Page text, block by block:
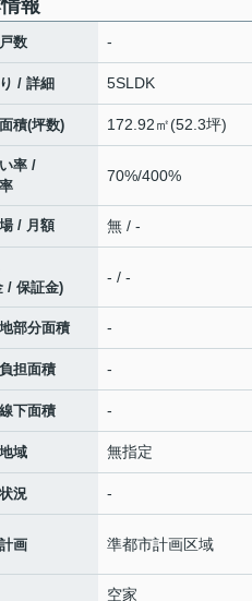
報
数 -
/ 詳細 5SLDK
積(坪数) 172.92㎡(52.3坪)
率 /
70%/400%
/ 月額 無 / -
/ 保証金)
- / -
部分面積 -
担面積 -
下面積 -
域 無指定
況 -
画 準都市計画区域
空家